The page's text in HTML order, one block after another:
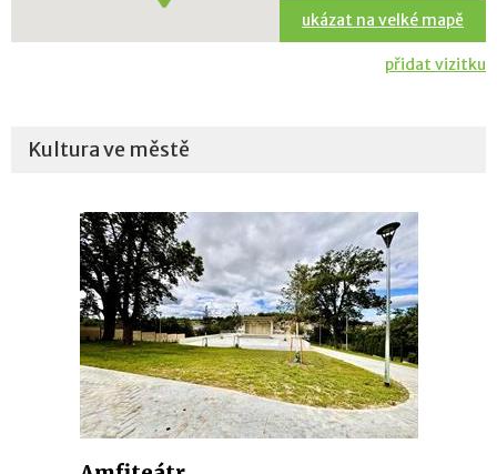
ukázat na velké mapě
přidat vizitku
Kultura ve městě